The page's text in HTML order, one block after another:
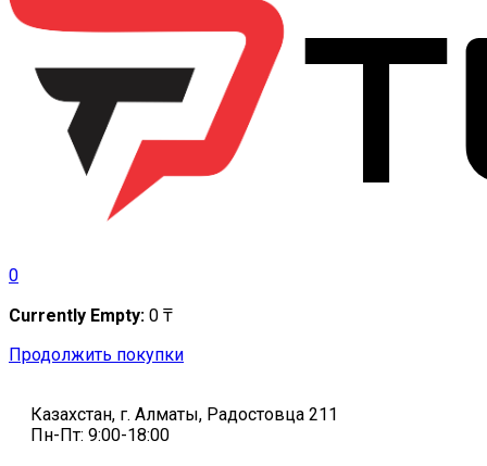
0
Currently Empty: 0 ₸
Продолжить покупки
Казахстан, г. Алматы, Радостовца 211
Пн-Пт: 9:00-18:00